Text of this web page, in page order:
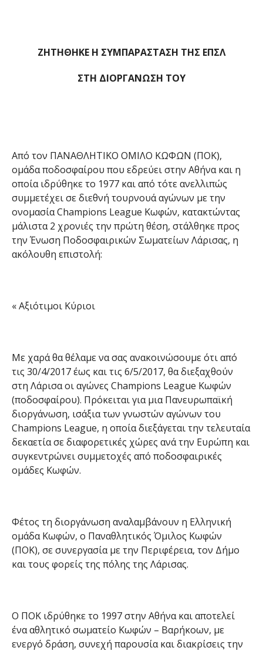
ΖΗΤΗΘΗΚΕ Η ΣΥΜΠΑΡΑΣΤΑΣΗ ΤΗΣ ΕΠΣΛ
ΣΤΗ ΔΙΟΡΓΑΝΩΣΗ ΤΟΥ
Από τον ΠΑΝΑΘΛΗΤΙΚΟ ΟΜΙΛΟ ΚΩΦΩΝ (ΠΟΚ),
ομάδα ποδοσφαίρου που εδρεύει στην Αθήνα και η
οποία ιδρύθηκε το 1977 και από τότε ανελλιπώς
συμμετέχει σε διεθνή τουρνουά αγώνων με την
ονομασία Champions League Κωφών, κατακτώντας
μάλιστα 2 χρονιές την πρώτη θέση, στάλθηκε προς
την Ένωση Ποδοσφαιρικών Σωματείων Λάρισας, η
ακόλουθη επιστολή:
« Αξιότιμοι Κύριοι
Με χαρά θα θέλαμε να σας ανακοινώσουμε ότι από
τις 30/4/2017 έως και τις 6/5/2017, θα διεξαχθούν
στη Λάρισα οι αγώνες Champions League Κωφών
(ποδοσφαίρου). Πρόκειται για μια Πανευρωπαϊκή
διοργάνωση, ισάξια των γνωστών αγώνων του
Champions League, η οποία διεξάγεται την τελευταία
δεκαετία σε διαφορετικές χώρες ανά την Ευρώπη και
συγκεντρώνει συμμετοχές από ποδοσφαιρικές
ομάδες Κωφών.
Φέτος τη διοργάνωση αναλαμβάνουν η Ελληνική
ομάδα Κωφών, ο Παναθλητικός Όμιλος Κωφών
(ΠΟΚ), σε συνεργασία με την Περιφέρεια, τον Δήμο
και τους φορείς της πόλης της Λάρισας.
Ο ΠΟΚ ιδρύθηκε το 1997 στην Αθήνα και αποτελεί
ένα αθλητικό σωματείο Κωφών – Βαρήκοων, με
ενεργό δράση, συνεχή παρουσία και διακρίσεις την